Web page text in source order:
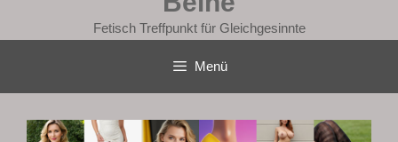
Fetisch Treffpunkt für Gleichgesinnte
Menü